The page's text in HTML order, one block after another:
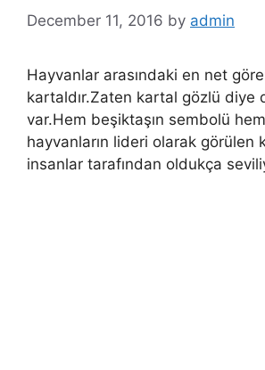
December 11, 2016 by admin
Hayvanlar arasındaki en net
kartaldır.Zaten kartal gözlü diye
var.Hem beşiktaşın sembolü
hayvanların lideri olarak görülen
insanlar tarafından oldukça